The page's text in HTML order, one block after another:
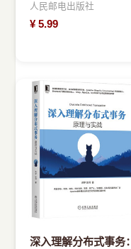
人民邮电出版社
¥ 5.99
深入理解分布式事务：